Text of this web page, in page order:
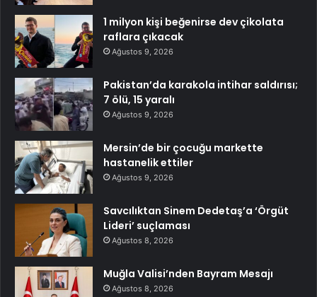
1 milyon kişi beğenirse dev çikolata
raflara çıkacak
Ağustos 9, 2026
Pakistan’da karakola intihar saldırısı;
7 ölü, 15 yaralı
Ağustos 9, 2026
Mersin’de bir çocuğu markette
hastanelik ettiler
Ağustos 9, 2026
Savcılıktan Sinem Dedetaş’a ‘Örgüt
Lideri’ suçlaması
Ağustos 8, 2026
Muğla Valisi’nden Bayram Mesajı
Ağustos 8, 2026